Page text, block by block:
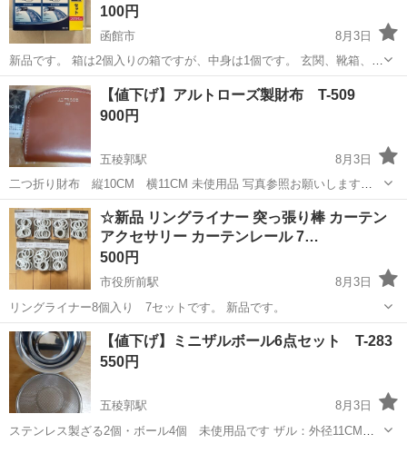
100円
函館市
8月3日
新品です。 箱は2個入りの箱ですが、中身は1個です。 玄関、靴箱、キ
ッチン、洗面所、リビングなどでお使いいただけます。
北海道 函館市 芳香剤、消臭剤 新品
【値下げ】アルトローズ製財布 T-509
900円
五稜郭駅
8月3日
二つ折り財布 縦10CM 横11CM 未使用品 写真参照お願いします。
対応については、4日から1週間かかる場合もございます
北海道 函館市 五稜郭駅 その他
☆新品 リングライナー 突っ張り棒 カーテン
アクセサリー カーテンレール 7…
500円
市役所前駅
8月3日
リングライナー8個入り 7セットです。 新品です。
北海道 函館市 市役所前駅 その他 カーテンレール
【値下げ】ミニザルボール6点セット T-283
550円
五稜郭駅
8月3日
ステンレス製ざる2個・ボール4個 未使用品です ザル：外径11CM